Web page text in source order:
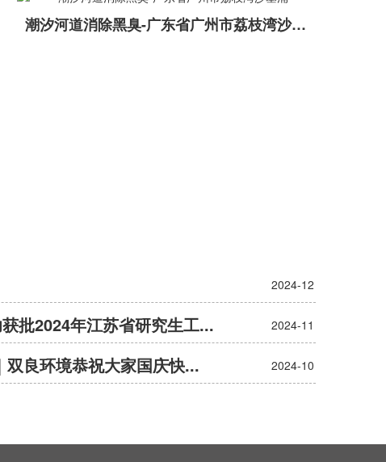
潮汐河道消除黑臭-广东省广州市荔枝湾沙基涌
2024-12
批2024年江苏省研究生工... 2024-11
双良环境恭祝大家国庆快... 2024-10